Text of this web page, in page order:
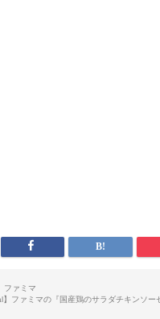
ファミマ
】ファミマの『国産鶏のサラダチキンソー